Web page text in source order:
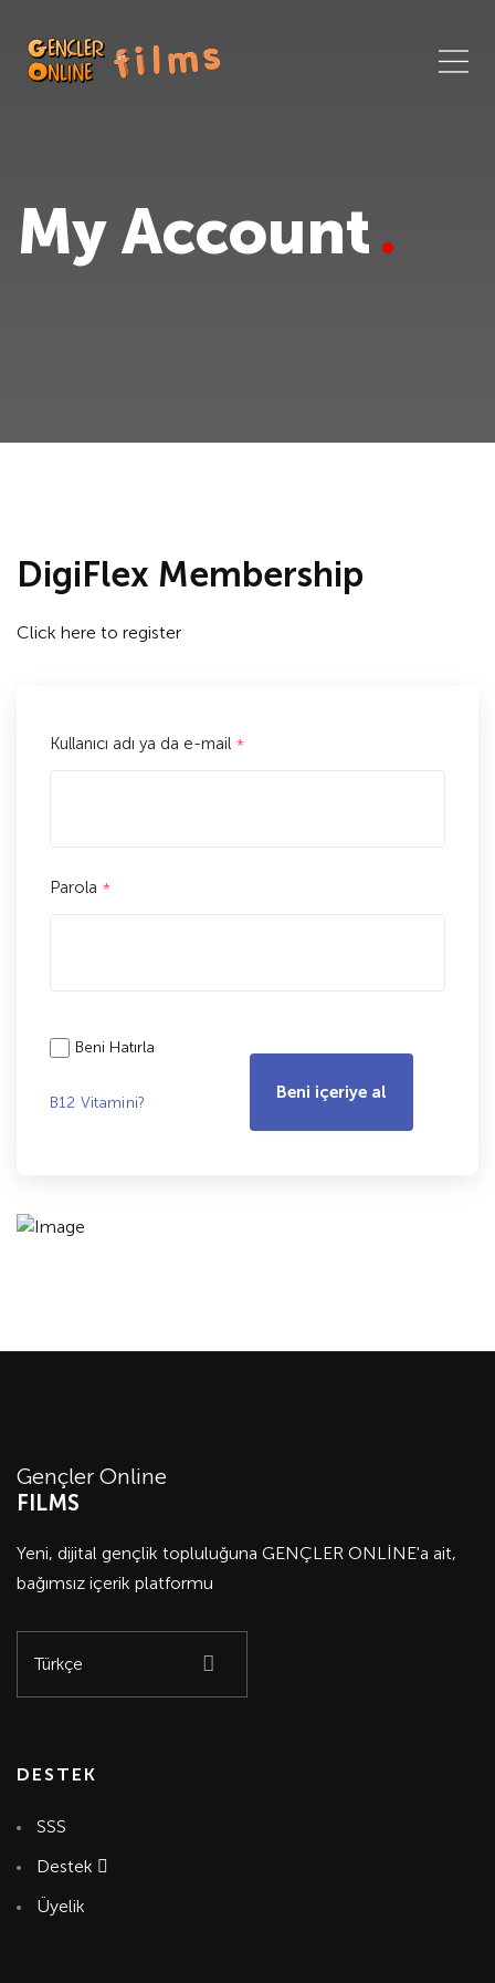
My Account
DigiFlex Membership
Click here to register
Kullanıcı adı ya da e-mail *
Parola *
Beni Hatırla
B12 Vitamini?
Beni içeriye al
Gençler Online
FILMS
Yeni, dijital gençlik topluluğuna GENÇLER ONLİNE'a ait,
bağımsız içerik platformu
DESTEK
SSS
Destek
Üyelik